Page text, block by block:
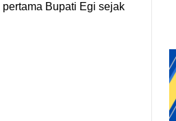
Bupati Egi sejak